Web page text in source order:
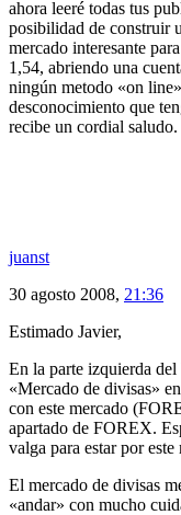
ahora leeré todas tus
posibilidad de construir
mercado interesante
1,54, abriendo una
ningún metodo «on
desconocimiento que
recibe un cordial saludo.
juanst
30 agosto 2008, 21:36
Estimado Javier,
En la parte izquierda
«Mercado de divisas»
con este mercado
apartado de FOREX.
valga para estar por
El mercado de divisas
«andar» con mucho